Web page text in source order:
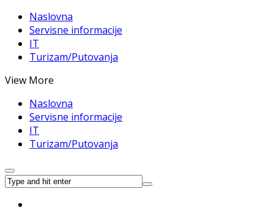
Naslovna
Servisne informacije
IT
Turizam/Putovanja
View More
Naslovna
Servisne informacije
IT
Turizam/Putovanja